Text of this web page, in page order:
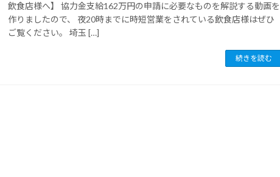
飲食店様へ】 協力金支給162万円の申請に必要なものを解説する動画を
作りましたので、 夜20時までに時短営業をされている飲食店様はぜひ
ご覧ください。 埼玉 […]
続きを読む